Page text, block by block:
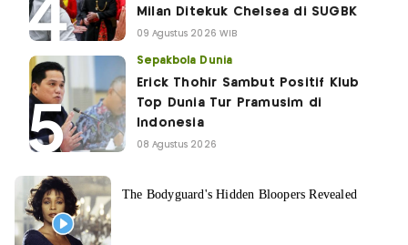
Milan Ditekuk Chelsea di SUGBK
09 Agustus 2026 WIB
Sepakbola Dunia
Erick Thohir Sambut Positif Klub
Top Dunia Tur Pramusim di
Indonesia
08 Agustus 2026